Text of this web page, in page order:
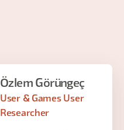
Özlem Görüngeç
User & Games User
Researcher